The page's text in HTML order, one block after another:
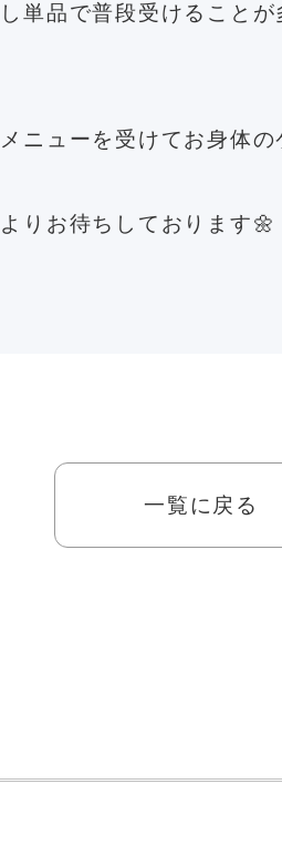
単品で普段受けること
ニューを受けてお身体
りお待ちしております🌼
一覧に戻る